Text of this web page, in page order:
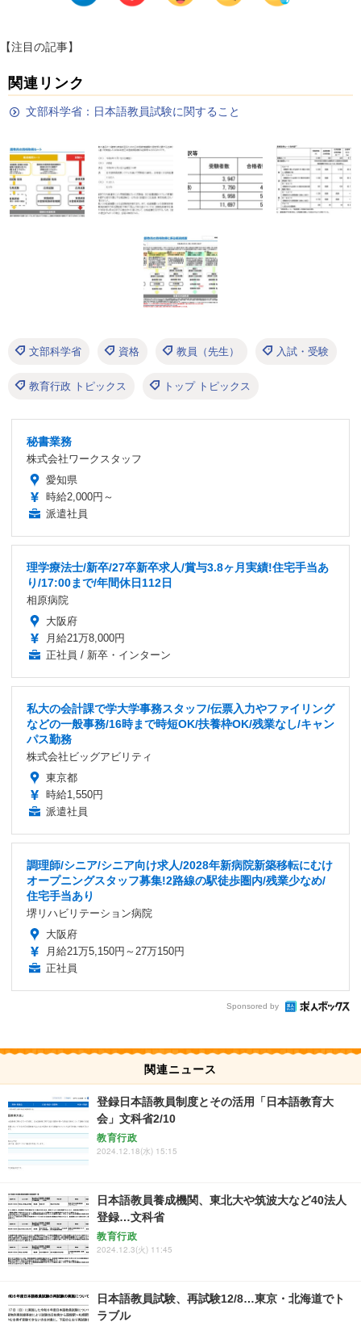
【注目の記事】
関連リンク
文部科学省：日本語教員試験に関すること
文部科学省 資格 教員（先生） 入試・受験
教育行政 トピックス トップ トピックス
秘書業務
株式会社ワークスタッフ
愛知県
時給2,000円～
派遣社員
理学療法士/新卒/27卒新卒求人/賞与3.8ヶ月実績!住宅手当あ
り/17:00まで/年間休日112日
相原病院
大阪府
月給21万8,000円
正社員 / 新卒・インターン
私大の会計課で学大学事務スタッフ/伝票入力やファイリング
などの一般事務/16時まで時短OK/扶養枠OK/残業なし/キャン
パス勤務
株式会社ビッグアビリティ
東京都
時給1,550円
派遣社員
調理師/シニア/シニア向け求人/2028年新病院新築移転にむけ
オープニングスタッフ募集!2路線の駅徒歩圏内/残業少なめ/
住宅手当あり
堺リハビリテーション病院
大阪府
月給21万5,150円～27万150円
正社員
Sponsored by
関連ニュース
登録日本語教員制度とその活用「日本語教育大
会」文科省2/10
教育行政
2024.12.18(水) 15:15
日本語教員養成機関、東北大や筑波大など40法人
登録…文科省
教育行政
2024.12.3(火) 11:45
日本語教員試験、再試験12/8…東京・北海道でト
ラブル